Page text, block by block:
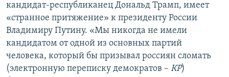
кандидат-республиканец Дональд Трамп, имеет
«странное притяжение» к президенту России
Владимиру Путину. «Мы никогда не имели
кандидатом от одной из основных партий
человека, который бы призывал россиян сломать
(электронную переписку демократов – КР)